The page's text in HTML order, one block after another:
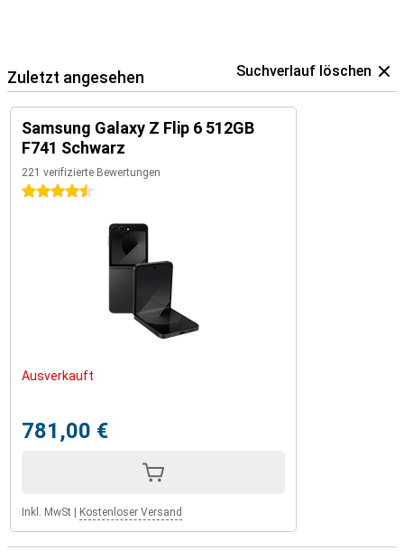
Zuletzt angesehen Suchverlauf löschen
Samsung Galaxy Z Flip 6 512GB
F741 Schwarz
221 verifizierte Bewertungen
4.5 Sterne
Ausverkauft
781,00 €
Inkl. MwSt Kostenloser Versand